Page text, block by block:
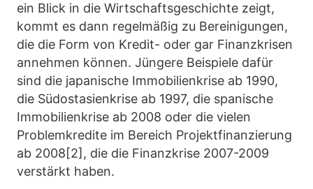
ein Blick in die Wirtschaftsgeschichte zeigt,
kommt es dann regelmäßig zu Bereinigungen,
die die Form von Kredit- oder gar Finanzkrisen
annehmen können. Jüngere Beispiele dafür
sind die japanische Immobilienkrise ab 1990,
die Südostasienkrise ab 1997, die spanische
Immobilienkrise ab 2008 oder die vielen
Problemkredite im Bereich Projektfinanzierung
ab 2008[2], die die Finanzkrise 2007-2009
verstärkt haben.